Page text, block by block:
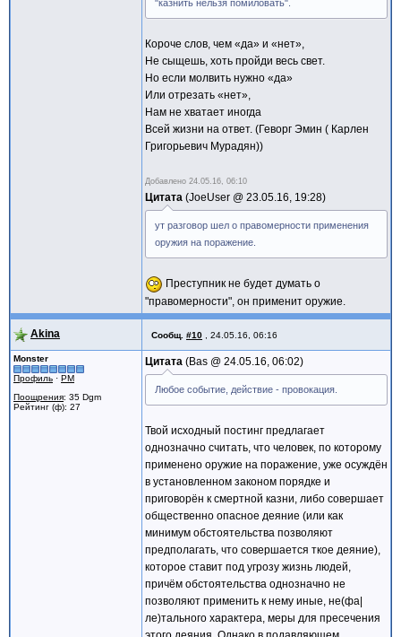
"казнить нельзя помиловать".
Короче слов, чем «да» и «нет»,
Не сыщешь, хоть пройди весь свет.
Но если молвить нужно «да»
Или отрезать «нет»,
Нам не хватает иногда
Всей жизни на ответ. (Геворг Эмин ( Карлен
Григорьевич Мурадян))
Добавлено 24.05.16, 06:10
Цитата JoeUser @ 23.05.16, 19:28
ут разговор шел о правомерности применения
оружия на поражение.
Преступник не будет думать о
"правомерности", он применит оружие.
Akina Сообщ. #10 24.05.16, 06:16
Monster
Профиль · PM
Поощрения: 35 Dgm
Рейтинг (ф): 27
Цитата Bas @ 24.05.16, 06:02
Любое событие, действие - провокация.
Твой исходный постинг предлагает
однозначно считать, что человек, по которому
применено оружие на поражение, уже осуждён
в установленном законом порядке и
приговорён к смертной казни, либо совершает
общественно опасное деяние (или как
минимум обстоятельства позволяют
предполагать, что совершается ткое деяние),
которое ставит под угрозу жизнь людей,
причём обстоятельства однозначно не
позволяют применить к нему иные, не(фа|
ле)тального характера, меры для пресечения